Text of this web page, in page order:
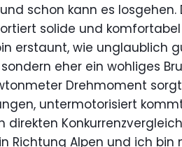
schon kann es
solide und
erstaunt, wie unglaublich
eher ein wohliges
Drehmoment
untermotorisiert
direkten
Richtung Alpen und ich